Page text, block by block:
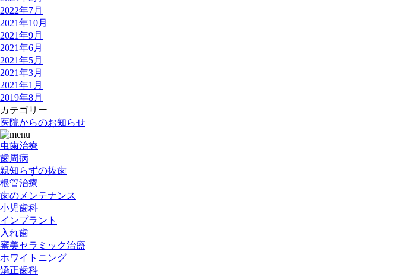
2022年7月
2021年10月
2021年9月
2021年6月
2021年5月
2021年3月
2021年1月
2019年8月
カテゴリー
医院からのお知らせ
虫歯治療
歯周病
親知らずの抜歯
根管治療
歯のメンテナンス
小児歯科
インプラント
入れ歯
審美セラミック治療
ホワイトニング
矯正歯科